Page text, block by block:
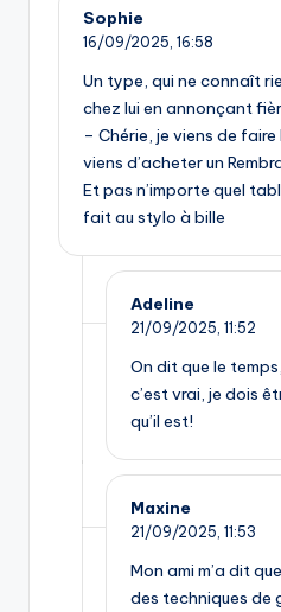
Sophie
16/09/2025, 16:58
Un type, qui ne connaît
chez lui en annonçant
– Chérie, je viens de faire
viens d’acheter un
Et pas n’importe quel
fait au stylo à bille
Adeline
21/09/2025, 11:52
On dit que le
c’est vrai, je dois
qu’il est!
Maxine
21/09/2025, 11:53
Mon ami m’a dit
des techniques de